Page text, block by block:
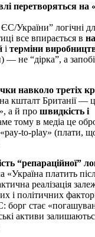
перетворяться на
України” логічні
все впирається в
і терміни
— не “дірка”, а
навколо третіх
кшталт Британії —
а й про швидкість і
тому в медіа це
to-play» (плати,
“репараційної”
платить
реалізація
і політичних
борг стає
активи